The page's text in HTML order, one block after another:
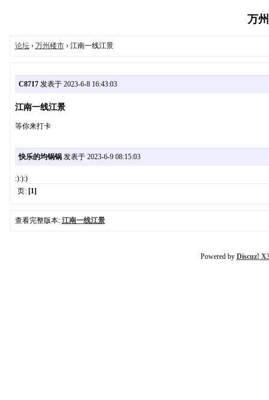
万
论坛› 万州楼市› 江南一线江景
C8717发表于 2023-6-8 16:43:03
江南一线江景
等你来打卡
快乐的均锅锅发表于 2023-6-9 08:15:03
:):):)
页: [1]
查看完整版本: 江南一线江景
Powered by Discuz!